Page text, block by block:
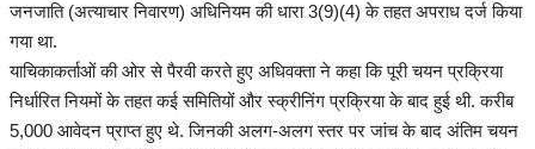
जनजाति (अत्याचार निवारण) अधिनियम की धारा 3(9)(4) के तहत अपराध दर्ज किया
गया था.
याचिकाकर्ताओं की ओर से पैरवी करते हुए अधिवक्ता ने कहा कि पूरी चयन प्रक्रिया
निर्धारित नियमों के तहत कई समितियों और स्क्रीनिंग प्रक्रिया के बाद हुई थी. करीब
5,000 आवेदन प्राप्त हुए थे. जिनकी अलग-अलग स्तर पर जांच के बाद अंतिम चयन